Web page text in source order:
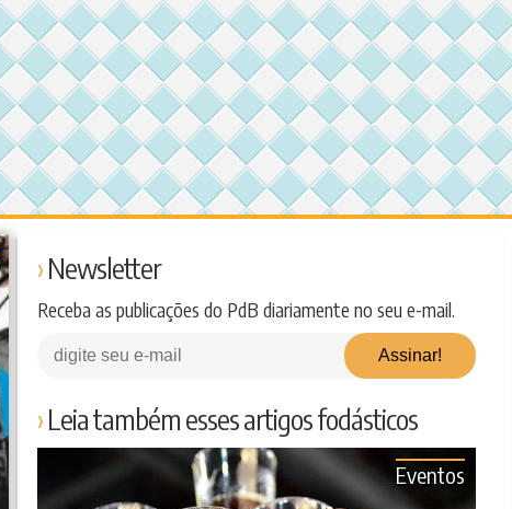
Newsletter
Receba as publicações do PdB diariamente no seu e-mail.
Leia também esses artigos fodásticos
Eventos